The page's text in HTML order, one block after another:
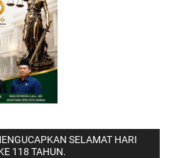
SELAMAT HARI
118 TAHUN.